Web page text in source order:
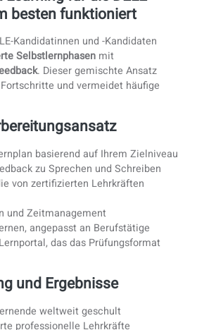
auf die DELE-
einen realistischen
Minuten pro Tag, 5 Tage die
1–2 Stunden pro Tag plus
Wochenende
Sie sich frühzeitig auf
Schreiben
bei der Vorbereitung von DELE-
. Diese benötigen